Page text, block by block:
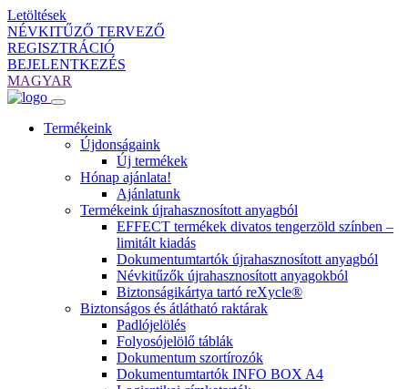
Letöltések
NÉVKITŰZŐ TERVEZŐ
REGISZTRÁCIÓ
BEJELENTKEZÉS
MAGYAR
Termékeink
Újdonságaink
Új termékek
Hónap ajánlata!
Ajánlatunk
Termékeink újrahasznosított anyagból
EFFECT termékek divatos tengerzöld színben –
limitált kiadás
Dokumentumtartók újrahasznosított anyagból
Névkitűzők újrahasznosított anyagokból
Biztonságikártya tartó reXycle®
Biztonságos és átlátható raktárak
Padlójelölés
Folyosójelölő táblák
Dokumentum szortírozók
Dokumentumtartók INFO BOX A4